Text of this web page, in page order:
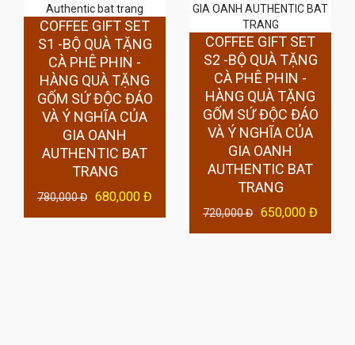
COFFEE GIFT SET
S1 -BỘ QUÀ TẶNG
CÀ PHÊ PHIN -
HÀNG QUÀ TẶNG
GỐM SỨ ĐỘC ĐÁO
VÀ Ý NGHĨA CỦA
GIA OANH
AUTHENTIC BAT
TRANG
780,000 Đ 680,000 Đ
COFFEE GIFT SET
S2 -BỘ QUÀ TẶNG
CÀ PHÊ PHIN -
HÀNG QUÀ TẶNG
GỐM SỨ ĐỘC ĐÁO
VÀ Ý NGHĨA CỦA
GIA OANH
AUTHENTIC BAT
TRANG
720,000 Đ 650,000 Đ